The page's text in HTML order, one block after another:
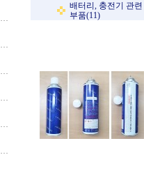
배터리, 충전기 관련
부품(11)